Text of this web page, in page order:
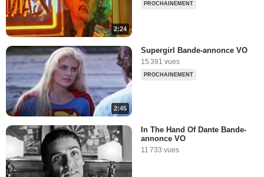
2:24
PROCHAINEMENT
2:45
Supergirl Bande-annonce VO
15 391 vues
PROCHAINEMENT
In The Hand Of Dante Bande-
annonce VO
11 733 vues